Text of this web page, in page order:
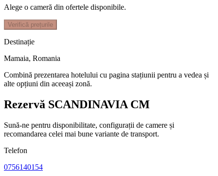
Alege o cameră din ofertele disponibile.
Verifică prețurile
Destinație
Mamaia, Romania
Combină prezentarea hotelului cu pagina stațiunii pentru a vedea și
alte opțiuni din aceeași zonă.
Rezervă SCANDINAVIA CM
Sună-ne pentru disponibilitate, configurații de camere și
recomandarea celei mai bune variante de transport.
Telefon
0756140154